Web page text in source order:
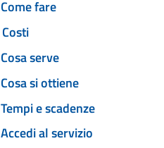
Come fare
Costi
Cosa serve
Cosa si ottiene
Tempi e scadenze
Accedi al servizio